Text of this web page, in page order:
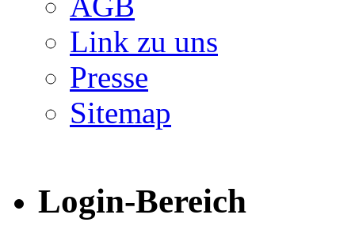
Link zu uns
Presse
Sitemap
Login-Bereich